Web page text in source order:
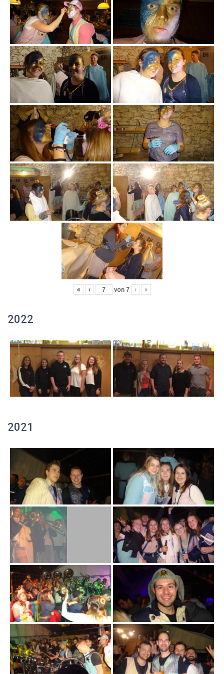
« ‹ von 7 › »
2022
2021